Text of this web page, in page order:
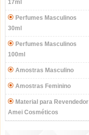
17ml
Perfumes Masculinos
30ml
Perfumes Masculinos
100ml
Amostras Masculino
Amostras Feminino
Material para Revendedor
Amei Cosméticos